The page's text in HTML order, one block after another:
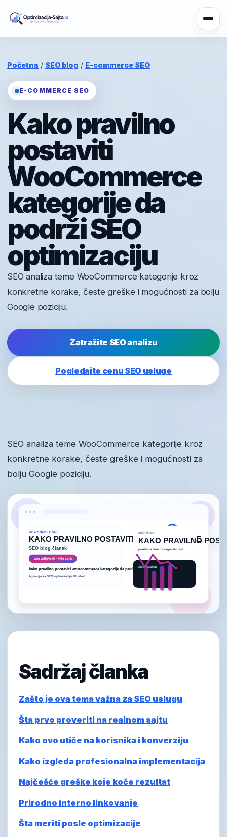
Početna / SEO blog / E-commerce SEO
E-COMMERCE SEO
Kako pravilno
postaviti
WooCommerce
kategorije da
podrži SEO
optimizaciju
SEO analiza teme WooCommerce kategorije kroz
konkretne korake, česte greške i mogućnosti za bolju
Google poziciju.
Zatražite SEO analizu
Pogledajte cenu SEO usluge
SEO analiza teme WooCommerce kategorije kroz
konkretne korake, česte greške i mogućnosti za
bolju Google poziciju.
Sadržaj članka
Zašto je ova tema važna za SEO uslugu
Šta prvo proveriti na realnom sajtu
Kako ovo utiče na korisnika i konverziju
Kako izgleda profesionalna implementacija
Najčešće greške koje koče rezultat
Prirodno interno linkovanje
Šta meriti posle optimizacije